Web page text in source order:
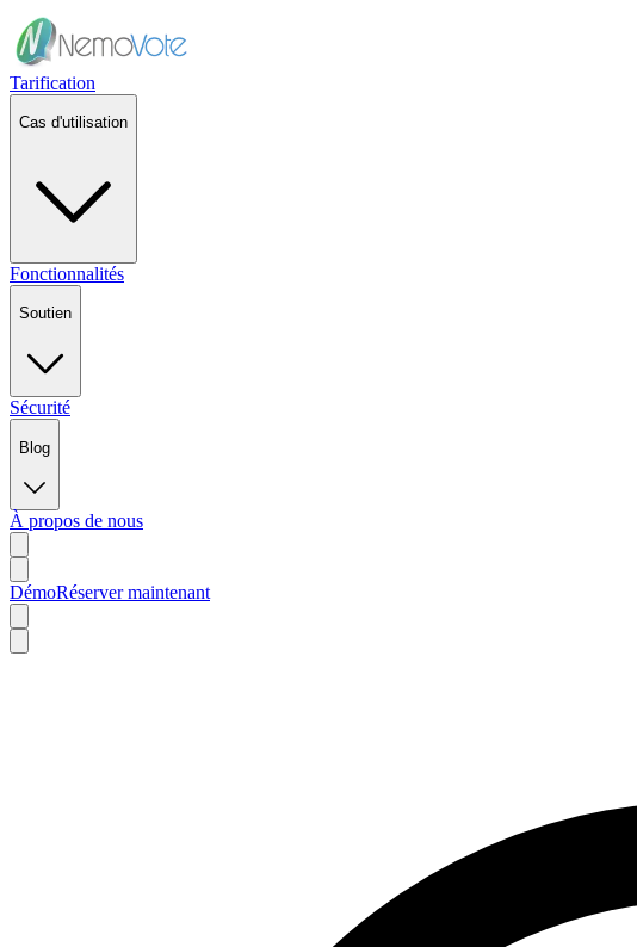
Tarification
Cas d'utilisation
Fonctionnalités
Soutien
Sécurité
Blog
À propos de nous
DémoRéserver maintenant